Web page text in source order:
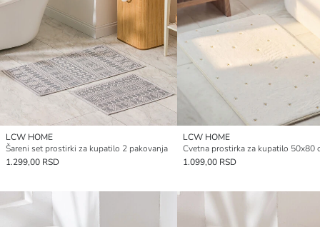
LCW HOME
Šareni set prostirki za kupatilo 2 pakovanja
1.299,00 RSD
LCW HOME
Cvetna prostirka za kupatilo 50x80
1.099,00 RSD